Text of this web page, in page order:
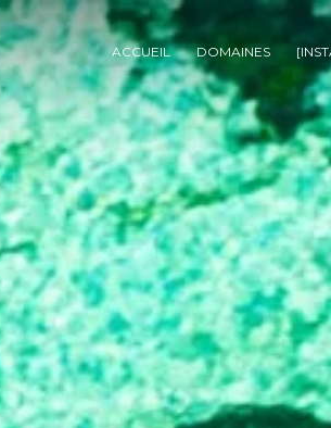
ACCUEIL DOMAINES